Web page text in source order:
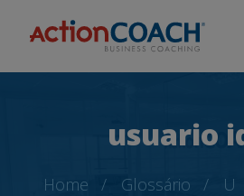
usuario
Home Glossário U